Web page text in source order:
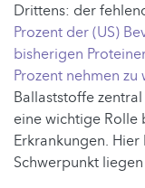
Drittens: der
Prozent der (US)
bisherigen
Prozent nehmen
Ballaststoffe
eine wichtige Rolle
Erkrankungen.
Schwerpunkt